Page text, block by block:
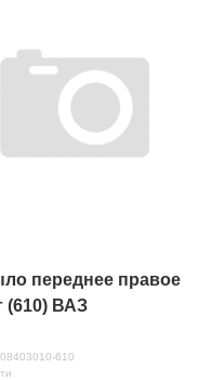
переднее правое
(610) ВАЗ
610